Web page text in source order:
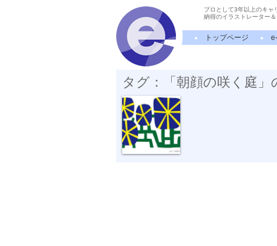
プロとして3年以上のキャ
納得のイラストレーター＆
トップページ
タグ：「朝顔の咲く庭」
朝顔の咲く庭